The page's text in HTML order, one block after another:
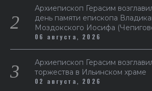
Архиепископ Герасим
день памяти епископа
Моздокского Иосифа
06 августа, 2026
Архиепископ Герасим
торжества в Ильинском храме
02 августа, 2026